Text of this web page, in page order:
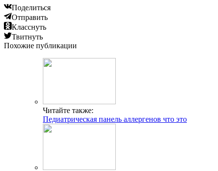
Поделиться
Отправить
Класснуть
Твитнуть
Похожие публикации
Читайте также:
Педиатрическая панель аллергенов что это